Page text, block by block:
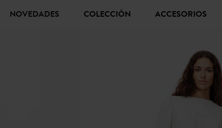
NOVEDADES COLECCIÓN ACCESORIOS